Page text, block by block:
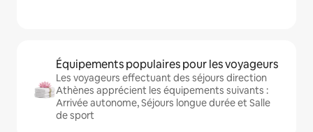
Équipements populaires pour les voyageurs
Les voyageurs effectuant des séjours direction
Athènes apprécient les équipements suivants :
Arrivée autonome, Séjours longue durée et Salle
de sport